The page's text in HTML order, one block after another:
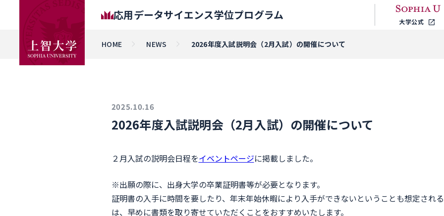
応用データサイエンス学位プログラム 大学公式
HOME NEWS 2026年度入試説明会（2月入試）の開催について
2025.10.16
2026年度入試説明会（2月入試）の開催について
２月入試の説明会日程をイベントページに掲載しました。
※出願の際に、出身大学の卒業証明書等が必要となります。
証明書の入手に時間を要したり、年末年始休暇により入手ができないということも想定され
は、早めに書類を取り寄せていただくことをおすすめいたします。